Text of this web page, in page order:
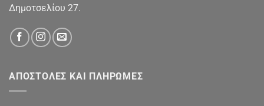
Δημοτσελίου 27.
ΑΠΟΣΤΟΛΕΣ ΚΑΙ ΠΛΗΡΩΜΕΣ